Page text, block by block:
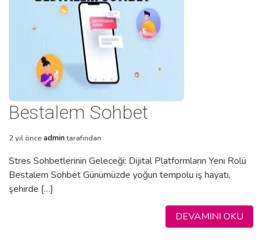
Bestalem Sohbet
2 yıl önce admintarafından
Stres Sohbetlerinin Geleceği: Dijital Platformların Yeni Rolü
Bestalem Sohbet Günümüzde yoğun tempolu iş hayatı,
şehirde […]
DEVAMINI OKU